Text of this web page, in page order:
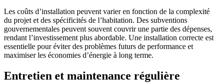
Les coûts d’installation peuvent varier en fonction de la complexité
du projet et des spécificités de l’habitation. Des subventions
gouvernementales peuvent souvent couvrir une partie des dépenses,
rendant l’investissement plus abordable. Une installation correcte est
essentielle pour éviter des problèmes futurs de performance et
maximiser les économies d’énergie à long terme.
Entretien et maintenance régulière